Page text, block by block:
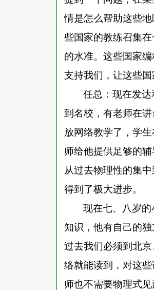
情是怎么帮助这些
些国家的教练召集
的水准。这些国家
支持我们，让这些
任总：现在发
到名校，有老师在
放网络教学了，学
师给他提供足够的
从过去物理性的集
得到了极大进步。
现在七、八岁
知识，他有自己的
过去我们必须到北
络就能读到，对这
师也不需要物理式